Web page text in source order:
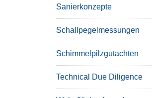
Sanierkonzepte
Schallpegelmessungen
Schimmelpilzgutachten
Technical Due Diligence